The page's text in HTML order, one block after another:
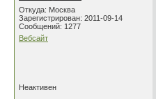
Откуда: Москва
Зарегистрирован: 2011-09-14
Сообщений: 1277
Вебсайт
Неактивен